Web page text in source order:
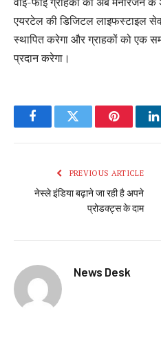
एयरटेल की डिजिटल लाइफस्टाइल
स्थापित करेगा और ग्राहकों को एक
प्रदान करेगा।
FacebookTwitter Pinterest
PREVIOUS ARTICLE
नेस्ले इंडिया बढ़ाने जा रही है अपने
प्रोडक्ट्स के दाम
News Desk